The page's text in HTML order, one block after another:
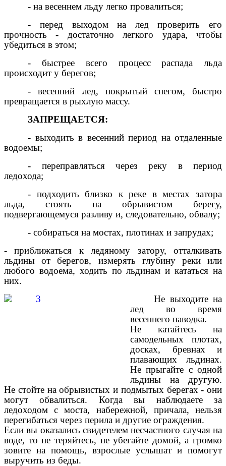
- на весеннем льду легко провалиться;
- перед выходом на лед проверить его
прочность - достаточно легкого удара, чтобы
убедиться в этом;
- быстрее всего процесс распада льда
происходит у берегов;
- весенний лед, покрытый снегом, быстро
превращается в рыхлую массу.
ЗАПРЕЩАЕТСЯ:
- выходить в весенний период на отдаленные
водоемы;
- переправляться через реку в период
ледохода;
- подходить близко к реке в местах затора
льда, стоять на обрывистом берегу,
подвергающемуся разливу и, следовательно, обвалу;
- собираться на мостах, плотинах и запрудах;
- приближаться к ледяному затору, отталкивать
льдины от берегов, измерять глубину реки или
любого водоема, ходить по льдинам и кататься на
них.
Не выходите на
лед во время
весеннего паводка.
Не катайтесь на
самодельных плотах,
досках, бревнах и
плавающих льдинах.
Не прыгайте с одной
льдины на другую.
Не стойте на обрывистых и подмытых берегах - они
могут обвалиться. Когда вы наблюдаете за
ледоходом с моста, набережной, причала, нельзя
перегибаться через перила и другие ограждения.
Если вы оказались свидетелем несчастного случая на
воде, то не теряйтесь, не убегайте домой, а громко
зовите на помощь, взрослые услышат и помогут
выручить из беды.